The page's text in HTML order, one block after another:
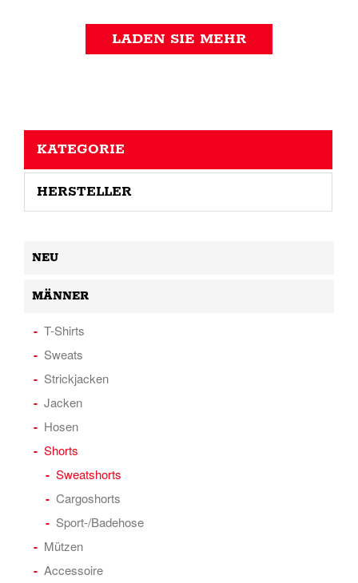
LADEN SIE MEHR
KATEGORIE
HERSTELLER
NEU
MÄNNER
T-Shirts
Sweats
Strickjacken
Jacken
Hosen
Shorts
Sweatshorts
Cargoshorts
Sport-/Badehose
Mützen
Accessoire